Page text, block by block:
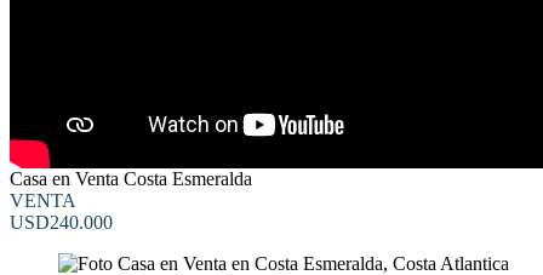
Casa en Venta Costa Esmeralda
VENTA
USD240.000